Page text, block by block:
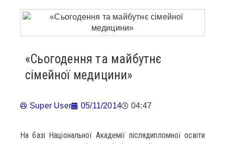
«Сьогодення та майбутнє
сімейної медицини»
Super User 05/11/2014 04:47
На базі Національної Академії післядипломної освіти